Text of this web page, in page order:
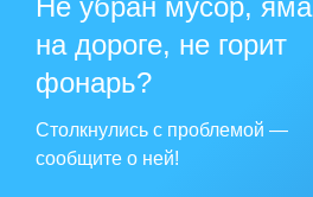
Не убран мусор, яма
на дороге, не горит
фонарь?
Столкнулись с проблемой —
сообщите о ней!